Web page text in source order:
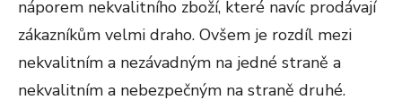
náporem nekvalitního zboží, které navíc prodávají
zákazníkům velmi draho. Ovšem je rozdíl mezi
nekvalitním a nezávadným na jedné straně a
nekvalitním a nebezpečným na straně druhé.